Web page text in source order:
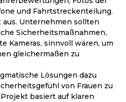
und Fahrtstreckenteilung.
Unternehmen sollten
Sicherheitsmaßnahmen,
Kameras, sinnvoll wären, um
gleichermaßen zu
Lösungen dazu
von Frauen zu
basiert auf klaren